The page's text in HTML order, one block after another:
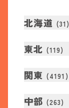
北海道 (31 )
東北 (119)
関東 (4191 )
中部 (263)